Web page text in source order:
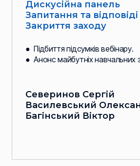
Дискусійна панель
Запитання та відповіді
Закриття заходу
● Підбиття підсумків вебінару.
● Анонс майбутніх навчальних
Северинов Сергій
Василевський
Багінський Віктор